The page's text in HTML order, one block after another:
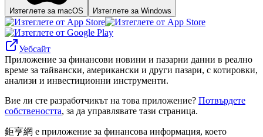
Изтеглете за macOS Изтеглете за Windows
Уебсайт
Приложение за финансови новини и пазарни данни в реално
време за тайвански, американски и други пазари, с котировки,
анализи и инвестиционни инструменти.
Вие ли сте разработчикът на това приложение? Потвърдете
собствеността, за да управлявате тази страница.
鉅亨網 е приложение за финансова информация, което